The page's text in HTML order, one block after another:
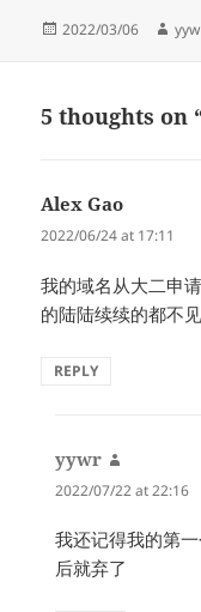
Posted
2022/03/06
5 thoughts on
Alex Gao
2022/06/24 at 17:11
我的域名从大二申
的陆陆续续的都不
REPLY
yywr
2022/07/22 at 22:16
我还记得我的第
后就弃了